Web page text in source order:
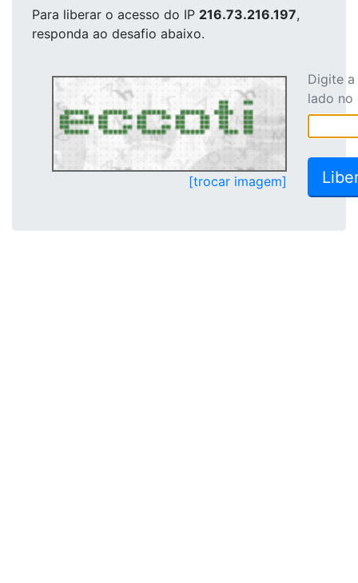
Para liberar o acesso do IP 216.73.216.197,
responda ao desafio abaixo.
[trocar imagem]
Digite
lado no